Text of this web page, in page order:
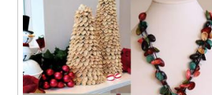
Осенние поделки